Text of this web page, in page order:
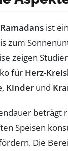
ist
zum
zeigen
für Herz-
, Kinder und
beträgt
Speisen
Die